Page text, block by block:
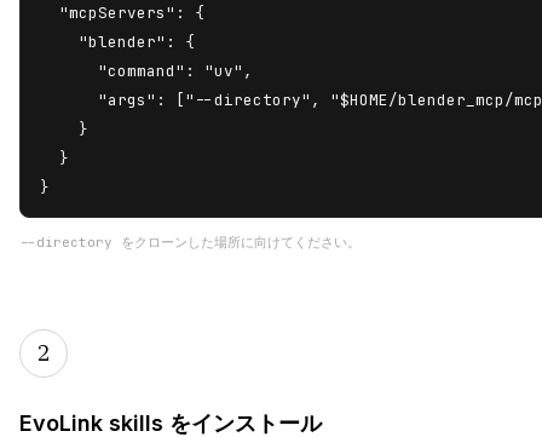
  "mcpServers": {
    "blender": {
      "command": "uv",
"args": ["--directory", "$HOME/blender_mcp/
    }
  }
}
--directory をクローンした場所に向けてください。
2
EvoLink skills をインストール